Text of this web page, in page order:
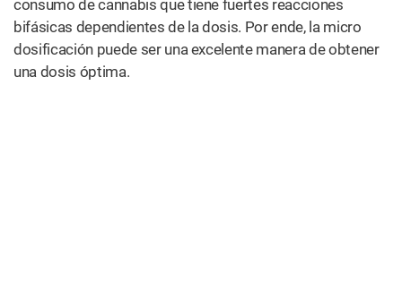
consumo de cannabis que tiene fuertes reacciones
bifásicas dependientes de la dosis. Por ende, la micro
dosificación puede ser una excelente manera de obtener
una dosis óptima.